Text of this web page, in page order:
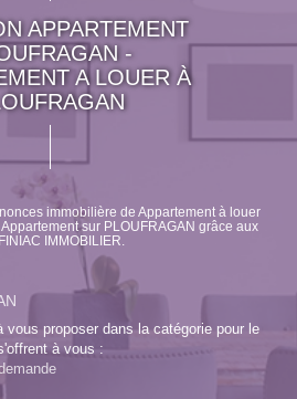
APPARTEMENT
-
A LOUER À
immobilière de Appartement à louer
sur PLOUFRAGAN grâce aux
IMMOBILIER.
vous proposer dans la catégorie pour le
à vous :